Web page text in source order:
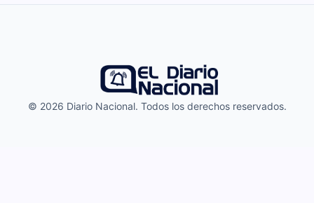
© 2026 Diario Nacional. Todos los derechos reservados.